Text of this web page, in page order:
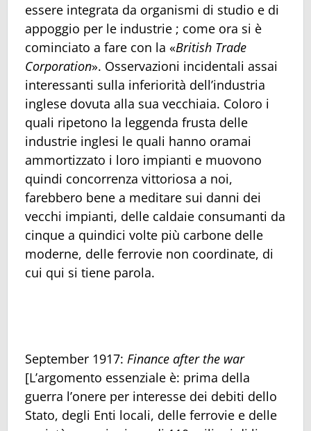
essere integrata da organismi di studio e di
appoggio per le industrie ; come ora si è
cominciato a fare con la «British Trade
Corporation». Osservazioni incidentali assai
interessanti sulla inferiorità dell’industria
inglese dovuta alla sua vecchiaia. Coloro i
quali ripetono la leggenda frusta delle
industrie inglesi le quali hanno oramai
ammortizzato i loro impianti e muovono
quindi concorrenza vittoriosa a noi,
farebbero bene a meditare sui danni dei
vecchi impianti, delle caldaie consumanti da
cinque a quindici volte più carbone delle
moderne, delle ferrovie non coordinate, di
cui qui si tiene parola.
September 1917: Finance after the war
[L’argomento essenziale è: prima della
guerra l’onere per interesse dei debiti dello
Stato, degli Enti locali, delle ferrovie e delle